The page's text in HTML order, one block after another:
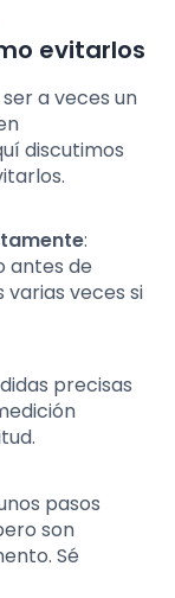
evitarlos
a veces un
discutimos
:
antes de
veces si
precisas
pasos
son
Sé